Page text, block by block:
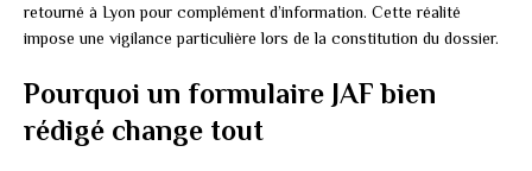
retourné à Lyon pour complément d’information. Cette réalité
impose une vigilance particulière lors de la constitution du dossier.
Pourquoi un formulaire JAF bien
rédigé change tout